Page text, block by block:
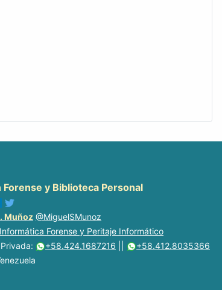
Forense y Biblioteca Personal
Muñoz @MiguelSMunoz
Forense y Peritaje Informático
+58.424.1687216
+58.412.8035366